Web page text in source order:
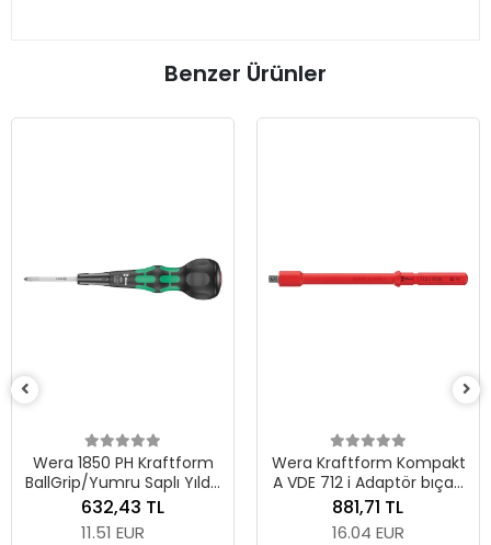
Benzer Ürünler
Wera 1850 PH Kraftform
BallGrip/Yumru Saplı Yıldız
Tornavida, PH 1 x 80 mm
632,43 TL
11.51 EUR
Wera Kraftform Kompakt
A VDE 712 i Adaptör bıçak,
izole, 1/4" lokmalar için,
1/4" x 154 mm
881,71 TL
16.04 EUR